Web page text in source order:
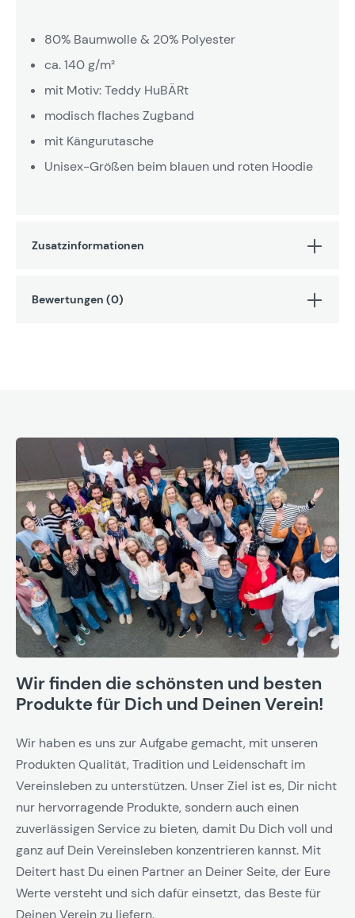
80% Baumwolle & 20% Polyester
ca. 140 g/m²
mit Motiv: Teddy HuBÄRt
modisch flaches Zugband
mit Kängurutasche
Unisex-Größen beim blauen und roten Hoodie
Zusatzinformationen
Bewertungen (0)
Wir finden die schönsten und besten
Produkte für Dich und Deinen Verein!
Wir haben es uns zur Aufgabe gemacht, mit unseren
Produkten Qualität, Tradition und Leidenschaft im
Vereinsleben zu unterstützen. Unser Ziel ist es, Dir nicht
nur hervorragende Produkte, sondern auch einen
zuverlässigen Service zu bieten, damit Du Dich voll und
ganz auf Dein Vereinsleben konzentrieren kannst. Mit
Deitert hast Du einen Partner an Deiner Seite, der Eure
Werte versteht und sich dafür einsetzt, das Beste für
Deinen Verein zu liefern.